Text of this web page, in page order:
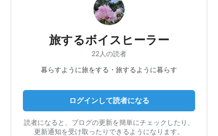
旅するボイスヒーラー
22人の読者
暮らすように旅をする・旅するように暮らす
ログインして読者になる
読者になると、ブログの更新を簡単にチェックしたり、
更新通知を受け取ったりできるようになります。